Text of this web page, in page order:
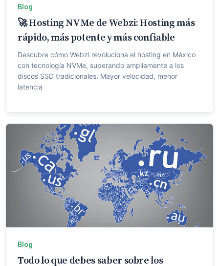
Blog
🚀 Hosting NVMe de Webzi: Hosting más
rápido, más potente y más confiable
Descubre cómo Webzi revoluciona el hosting en México
con tecnología NVMe, superando ampliamente a los
discos SSD tradicionales. Mayor velocidad, menor
latencia
Blog
Todo lo que debes saber sobre los